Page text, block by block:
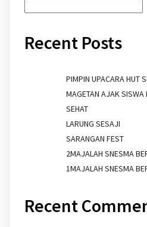
Recent Posts
PIMPIN UPACARA HUT
MAGETAN AJAK SISWA
SEHAT
LARUNG SESAJI
SARANGAN FEST
2MAJALAH SNESMA
1MAJALAH SNESMA
Recent